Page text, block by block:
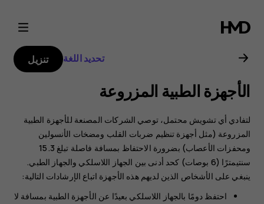
دليل
مستخدم
هاتف
Nokia
8.1
تحديد اللغة تنزيل
الأجهزة الطبية المزروعة
لتفادي أي تشويش محتمل، توصي الشركات المصنعة للأجهزة الطبية
المزروعة (مثل أجهزة تنظيم ضربات القلب ومضخات الأنسولين
ومحفزات الأعصاب) بضرورة الاحتفاظ بمسافة فاصلة تبلغ 15.3
سنتيمترًا (6 بوصات) كحد أدنى بين الجهاز اللاسلكي والجهاز الطبي.
ينبغي على الأشخاص الذين لديهم هذه الأجهزة اتباع الإرشادات التالية:
احتفظ دومًا بالجهاز اللاسلكي بعيدًا عن الأجهزة الطبية بمسافة لا